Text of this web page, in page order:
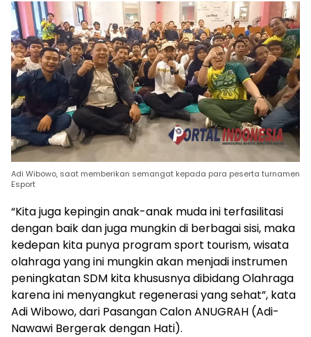
Adi Wibowo, saat memberikan semangat kepada para peserta turnamen
Esport
“Kita juga kepingin anak-anak muda ini terfasilitasi
dengan baik dan juga mungkin di berbagai sisi, maka
kedepan kita punya program sport tourism, wisata
olahraga yang ini mungkin akan menjadi instrumen
peningkatan SDM kita khususnya dibidang Olahraga
karena ini menyangkut regenerasi yang sehat”, kata
Adi Wibowo, dari Pasangan Calon ANUGRAH (Adi-
Nawawi Bergerak dengan Hati).